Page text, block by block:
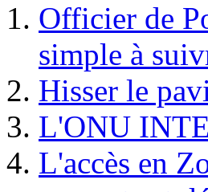
Officier de
simple à
Hisser le
L'ONU
L'accès en